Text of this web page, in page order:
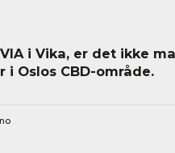
i Vika, er det ikke
Oslos CBD-område.